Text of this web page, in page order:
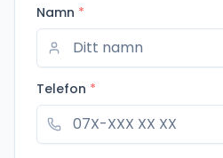
Namn *
Telefon *